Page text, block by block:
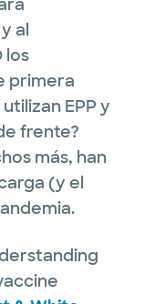
al
los
primera
EPP y
frente?
más, han
(y el